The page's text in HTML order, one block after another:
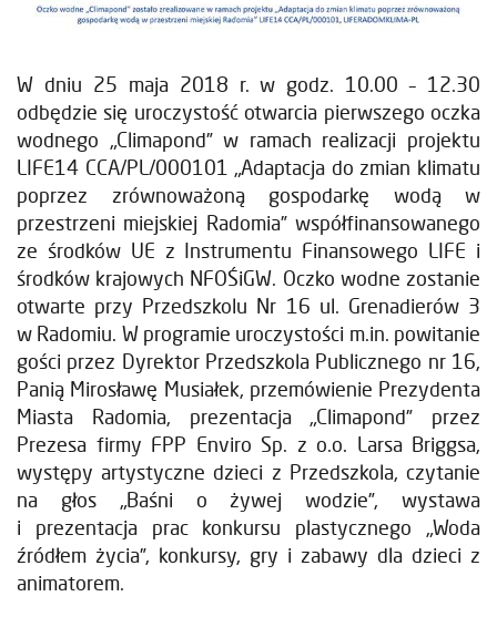
W dniu 25 maja 2018 r. w godz. 10.00 – 12.30
odbędzie się uroczystość otwarcia pierwszego oczka
wodnego „Climapond” w ramach realizacji projektu
LIFE14 CCA/PL/000101 „Adaptacja do zmian klimatu
poprzez zrównoważoną gospodarkę wodą w
przestrzeni miejskiej Radomia” współfinansowanego
ze środków UE z Instrumentu Finansowego LIFE i
środków krajowych NFOŚiGW. Oczko wodne zostanie
otwarte przy Przedszkolu Nr 16 ul. Grenadierów 3
w Radomiu. W programie uroczystości m.in. powitanie
gości przez Dyrektor Przedszkola Publicznego nr 16,
Panią Mirosławę Musiałek, przemówienie Prezydenta
Miasta Radomia, prezentacja „Climapond” przez
Prezesa firmy FPP Enviro Sp. z o.o. Larsa Briggsa,
występy artystyczne dzieci z Przedszkola, czytanie
na głos „Baśni o żywej wodzie”, wystawa
i prezentacja prac konkursu plastycznego „Woda
źródłem życia”, konkursy, gry i zabawy dla dzieci z
animatorem.